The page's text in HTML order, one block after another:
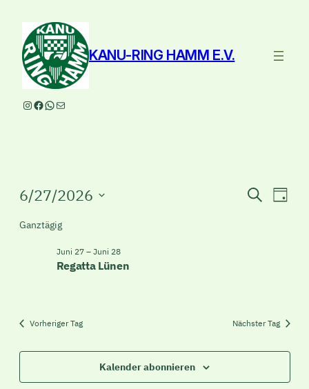
KANU-RING HAMM E.V.
Instagram
Facebook
WhatsApp
E-Mail
Veranstaltungen
für
Juni
SucheTag
6/27/2026
wählen.
Ganztägig
Regatta Lünen
Juni 27– Juni 28
Vorheriger Tag Nächster Tag
Kalender abonnieren